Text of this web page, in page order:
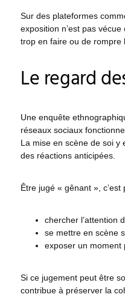
Sur des plateformes
exposition n’est pas
trop en faire ou de rompre
Le regard
Une enquête
réseaux sociaux
La mise en scène de soi y
des réactions anticipées.
Être jugé « gênant », c’est
chercher l’attention
se mettre en scène
exposer un moment
Si ce jugement peut être
contribue à préserver la